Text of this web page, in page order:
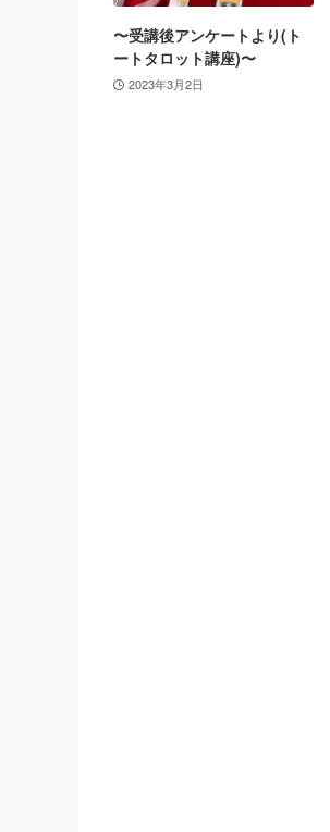
〜受講後アンケートより(ト
ートタロット講座)〜
2023年3月2日